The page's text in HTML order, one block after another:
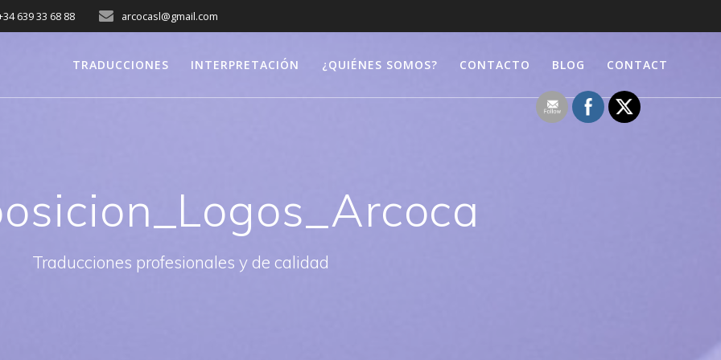
639 33 68 88 arcocasl@gmail.com
TRADUCCIONES INTERPRETACIÓN ¿QUIÉNES SOMOS? CONTACTO BLOG CONTACT
Traducciones profesionales y de calidad